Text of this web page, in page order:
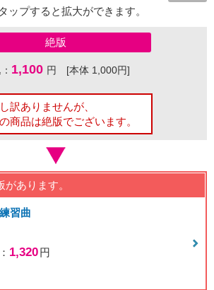
ップすると拡大ができます。
絶版
1,100 円 [本体 1,000円]
訳ありませんが、
商品は絶版でございます。
あります。
習曲
1,320円